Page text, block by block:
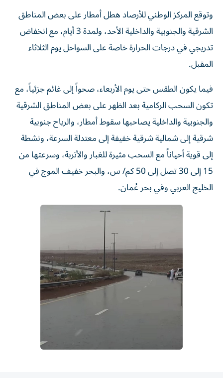
وتوقع المركز الوطني للأرصاد هطل أمطار على بعض المناطق
الشرقية والجنوبية والداخلية الأحد، ولمدة 3 أيام، مع انخفاض
تدريجي في درجات الحرارة خاصة على السواحل يوم الثلاثاء
المقبل.
فيما يكون الطقس حتى يوم الأربعاء، صحواً إلى غائم جزئياً، مع
تكون السحب الركامية بعد الظهر على بعض المناطق الشرقية
والجنوبية والداخلية يصاحبها سقوط أمطار، والرياح جنوبية
شرقية إلى شمالية شرقية خفيفة إلى معتدلة السرعة، ونشطة
إلى قوية أحياناً مع السحب مثيرة للغبار والأتربة، وسرعتها من
15 إلى 30 تصل إلى 50 كم/ س، والبحر خفيف الموج في
الخليج العربي وفي بحر عُمان.